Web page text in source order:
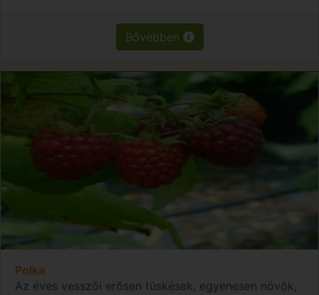
Bővebben
Polka
Az éves vesszői erősen tüskések, egyenesen növők,